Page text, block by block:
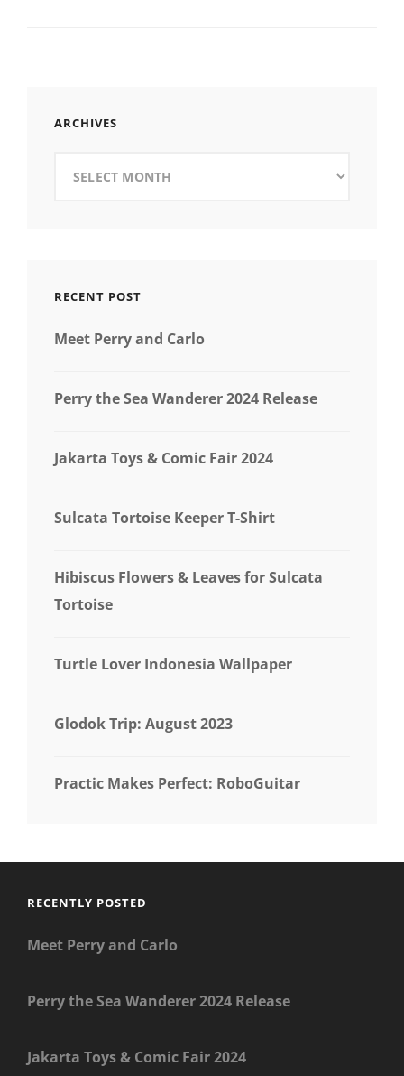
ARCHIVES
RECENT POST
Meet Perry and Carlo
Perry the Sea Wanderer 2024 Release
Jakarta Toys & Comic Fair 2024
Sulcata Tortoise Keeper T-Shirt
Hibiscus Flowers & Leaves for Sulcata
Tortoise
Turtle Lover Indonesia Wallpaper
Glodok Trip: August 2023
Practic Makes Perfect: RoboGuitar
RECENTLY POSTED
Meet Perry and Carlo
Perry the Sea Wanderer 2024 Release
Jakarta Toys & Comic Fair 2024